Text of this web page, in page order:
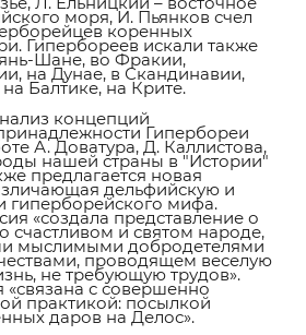
моря, И. Пьянков счел
коренных
Гипербореев искали также
Шане, во Фракии,
на Дунае, в Скандинавии,
Балтике, на Крите.
концепций
Гипербореи
А. Доватура, Д. Каллистова,
нашей страны в "Истории"
предлагается новая
дельфийскую и
гиперборейского мифа.
«создала представление о
счастливом и святом народе,
мыслимыми добродетелями
проводящем веселую
не требующую трудов».
«связана с совершенно
практикой: посылкой
даров на Делос».